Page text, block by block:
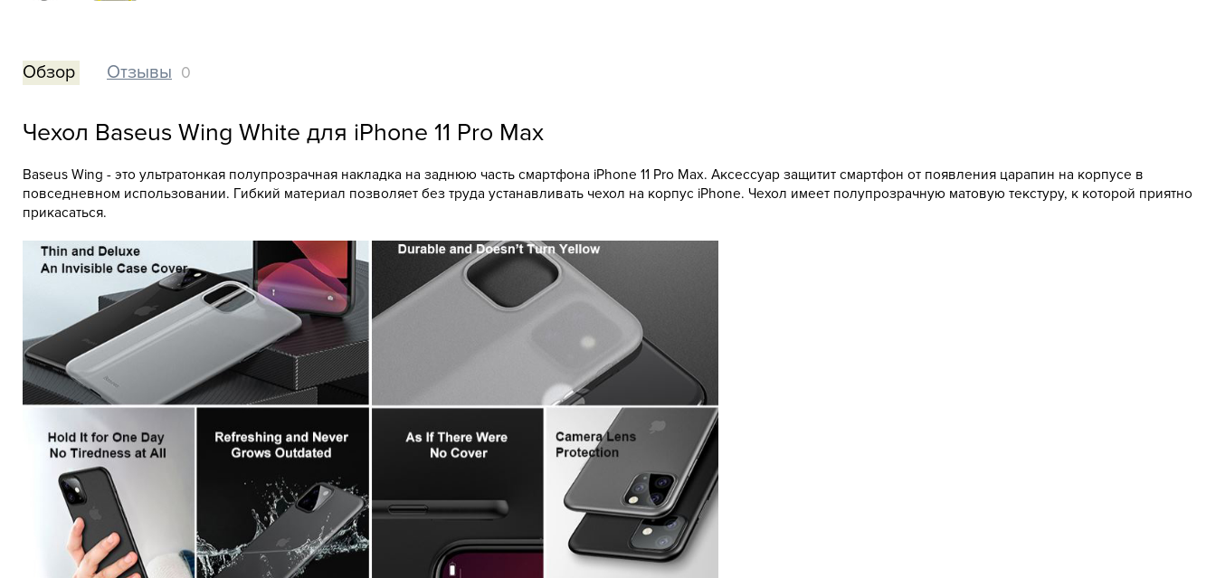
Обзор Отзывы 0
Чехол Baseus Wing White для iPhone 11 Pro Max
Baseus Wing - это ультратонкая полупрозрачная накладка на заднюю часть смартфона iPhone 11 Pro Max. Аксессуар защитит смартфон от появления царапин на корпусе в
повседневном использовании. Гибкий материал позволяет без труда устанавливать чехол на корпус iPhone. Чехол имеет полупрозрачную матовую текстуру, к которой приятно
прикасаться.